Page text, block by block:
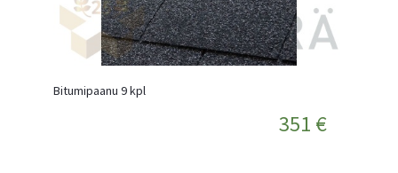
Bitumipaanu 9 kpl
351 €